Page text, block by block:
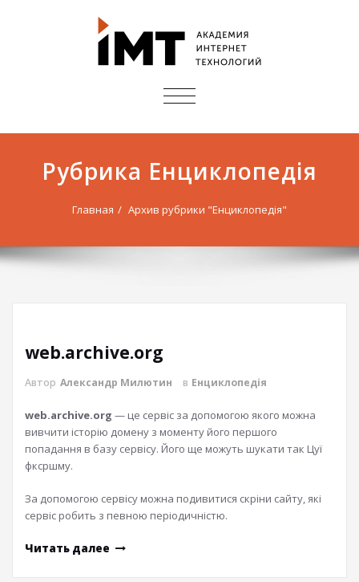
ПОКАЗАТЬ/
Рубрика Енциклопедія
Главная Архив рубрики "Енциклопедія"
web.archive.org
Автор Александр Милютин в Енциклопедія
web.archive.org — це сервіс за допомогою якого можна
вивчити історію домену з моменту його першого
попадання в базу сервісу. Його ще можуть шукати так Цуї
фксршму.
За допомогою сервісу можна подивитися скріни сайту, які
сервіс робить з певною періодичністю.
Читать далее